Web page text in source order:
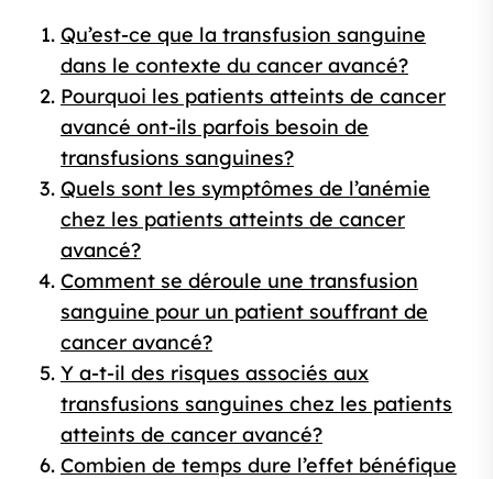
Qu’est-ce que la transfusion sanguine
dans le contexte du cancer avancé?
Pourquoi les patients atteints de cancer
avancé ont-ils parfois besoin de
transfusions sanguines?
Quels sont les symptômes de l’anémie
chez les patients atteints de cancer
avancé?
Comment se déroule une transfusion
sanguine pour un patient souffrant de
cancer avancé?
Y a-t-il des risques associés aux
transfusions sanguines chez les patients
atteints de cancer avancé?
Combien de temps dure l’effet bénéfique